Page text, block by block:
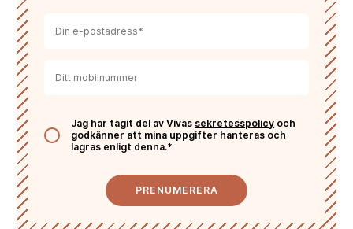
Jag har tagit del av Vivas sekretesspolicy och
godkänner att mina uppgifter hanteras och
lagras enligt denna.*
PRENUMERERA